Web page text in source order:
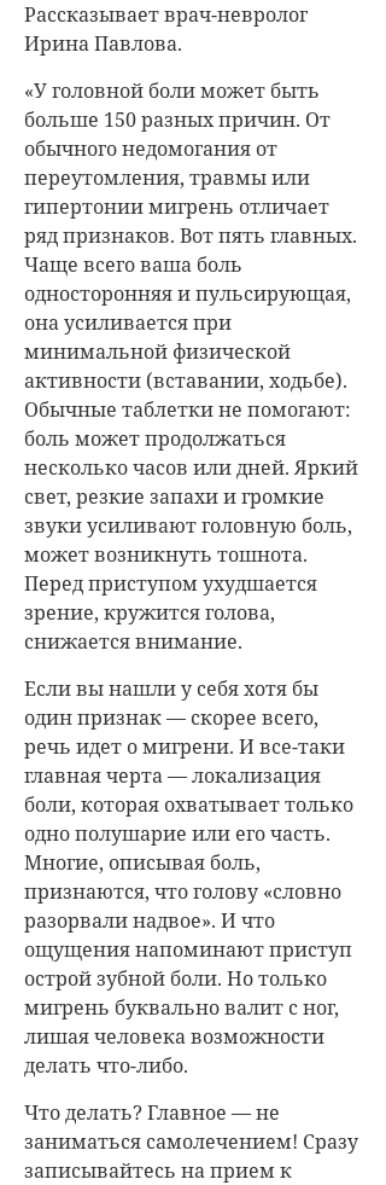
Рассказывает врач-невролог
Ирина Павлова.
«У головной боли может быть
больше 150 разных причин. От
обычного недомогания от
переутомления, травмы или
гипертонии мигрень отличает
ряд признаков. Вот пять главных.
Чаще всего ваша боль
односторонняя и пульсирующая,
она усиливается при
минимальной физической
активности (вставании, ходьбе).
Обычные таблетки не помогают:
боль может продолжаться
несколько часов или дней. Яркий
свет, резкие запахи и громкие
звуки усиливают головную боль,
может возникнуть тошнота.
Перед приступом ухудшается
зрение, кружится голова,
снижается внимание.
Если вы нашли у себя хотя бы
один признак — скорее всего,
речь идет о мигрени. И все-таки
главная черта — локализация
боли, которая охватывает только
одно полушарие или его часть.
Многие, описывая боль,
признаются, что голову «словно
разорвали надвое». И что
ощущения напоминают приступ
острой зубной боли. Но только
мигрень буквально валит с ног,
лишая человека возможности
делать что-либо.
Что делать? Главное — не
заниматься самолечением! Сразу
записывайтесь на прием к